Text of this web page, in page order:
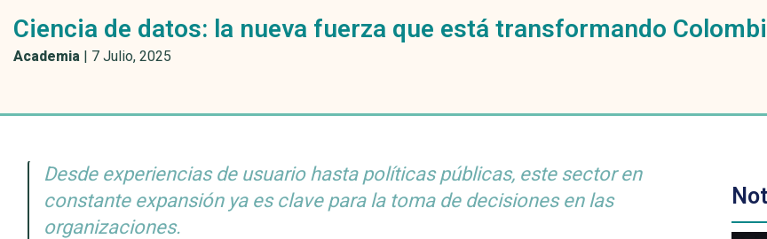
Ciencia de datos: la nueva fuerza que está transformando
Academia | 7 Julio, 2025
Desde experiencias de usuario hasta políticas públicas, este sector en
constante expansión ya es clave para la toma de decisiones en las
organizaciones.